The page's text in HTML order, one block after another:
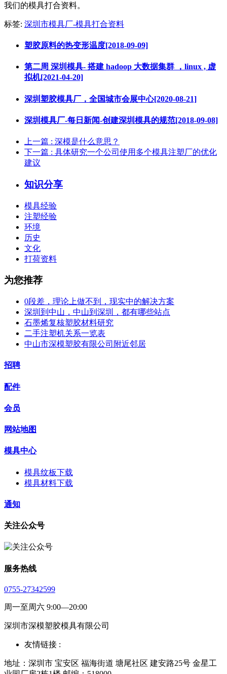
我们的模具打合资料。
标签: 深圳市模具厂-模具打合资料
塑胶原料的热变形温度[2018-09-09]
第二周 深圳模具- 搭建 hadoop 大数据集群 ，linux , 虚
拟机[2021-04-20]
深圳塑胶模具厂，全国城市会展中心[2020-08-21]
深圳模具厂-每日新闻-创建深圳模具的规范[2018-09-08]
上一篇 : 深模是什么意思？
下一篇 : 具体研究一个公司使用多个模具注塑厂的优化
建议
知识分享
模具经验
注塑经验
环境
历史
文化
打荷资料
为您推荐
0段差，理论上做不到，现实中的解决方案
深圳到中山，中山到深圳，都有哪些站点
石墨烯复核塑胶材料研究
二手注塑机关系一览表
中山市深模塑胶有限公司附近邻居
招聘
配件
会员
网站地图
模具中心
模具纹板下载
模具材料下载
通知
关注公众号
服务热线
0755-27342599
周一至周六 9:00—20:00
深圳市深模塑胶模具有限公司
友情链接 :
地址：深圳市 宝安区 福海街道 塘尾社区 建安路25号 金星工